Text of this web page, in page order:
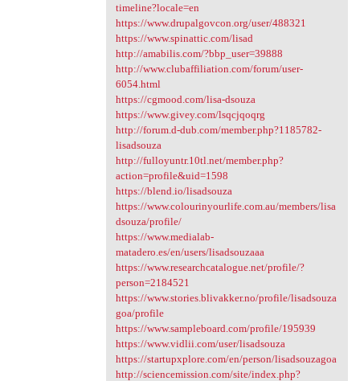
timeline?locale=en
https://www.drupalgovcon.org/user/488321
https://www.spinattic.com/lisad
http://amabilis.com/?bbp_user=39888
http://www.clubaffiliation.com/forum/user-
6054.html
https://cgmood.com/lisa-dsouza
https://www.givey.com/lsqcjqoqrg
http://forum.d-dub.com/member.php?1185782-
lisadsouza
http://fulloyuntr.10tl.net/member.php?
action=profile&uid=1598
https://blend.io/lisadsouza
https://www.colourinyourlife.com.au/members/lisa
dsouza/profile/
https://www.medialab-
matadero.es/en/users/lisadsouzaaa
https://www.researchcatalogue.net/profile/?
person=2184521
https://www.stories.blivakker.no/profile/lisadsouza
goa/profile
https://www.sampleboard.com/profile/195939
https://www.vidlii.com/user/lisadsouza
https://startupxplore.com/en/person/lisadsouzagoa
http://sciencemission.com/site/index.php?